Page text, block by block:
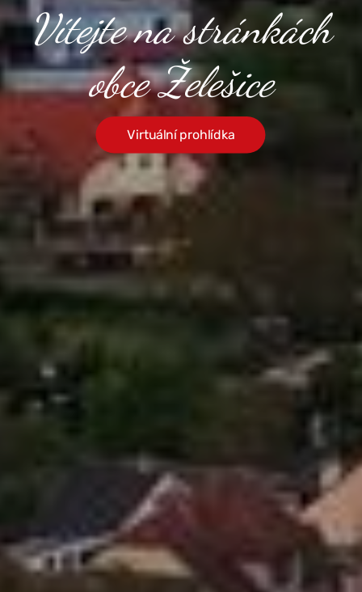
Vítejte na stránkách
obce Želešice
Virtuální prohlídka